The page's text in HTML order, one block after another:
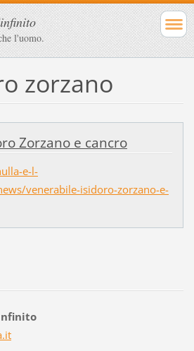
l'uomo.
zorzano
Zorzano e cancro
e-l-
venerabile-isidoro-zorzano-e-